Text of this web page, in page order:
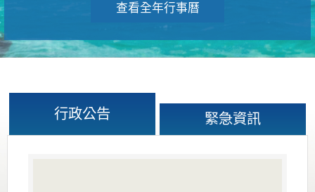
查看全年行事曆
行政公告 緊急資訊